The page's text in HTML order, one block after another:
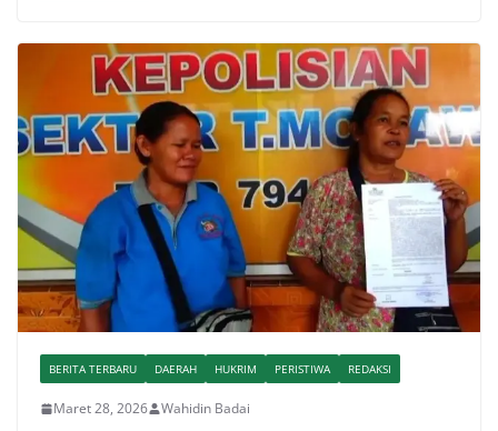
BERITA TERBARU DAERAH HUKRIM PERISTIWA REDAKSI
Maret 28, 2026 Wahidin Badai